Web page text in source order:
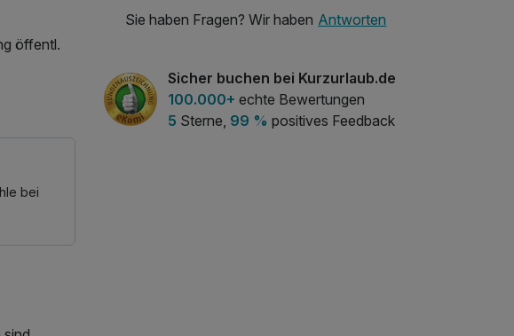
öffentl.
bei
Sie haben Fragen? Wir haben Antworten
Sicher buchen bei Kurzurlaub.de
100.000+ echte Bewertungen
5 Sterne, 99 % positives Feedback